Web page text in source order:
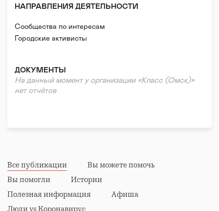
НАПРАВЛЕНИЯ ДЕЯТЕЛЬНОСТИ
Сообщества по интересам
Городские активисты
ДОКУМЕНТЫ
На данный момент у организации «Класс (Омск)»
нет отчётов
Все публикации
Вы можете помочь
Вы помогли
Истории
Полезная информация
Афиша
Люди vs Коронавирус